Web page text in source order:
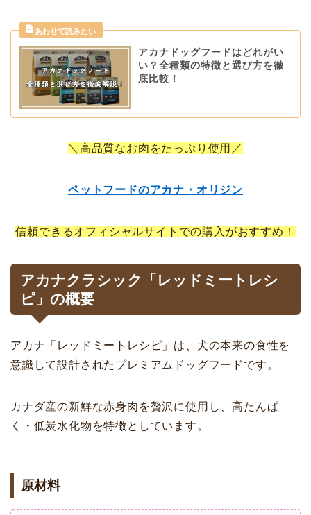
アカナドッグフードはどれがい
い？全種類の特徴と選び方を徹
底比較！
＼高品質なお肉をたっぷり使用／
ペットフードのアカナ・オリジン
信頼できるオフィシャルサイトでの購入がおすすめ！
アカナクラシック「レッドミートレシ
ピ」の概要
アカナ「レッドミートレシピ」は、犬の本来の食性を
意識して設計されたプレミアムドッグフードです。
カナダ産の新鮮な赤身肉を贅沢に使用し、高たんぱ
く・低炭水化物を特徴としています。
原材料